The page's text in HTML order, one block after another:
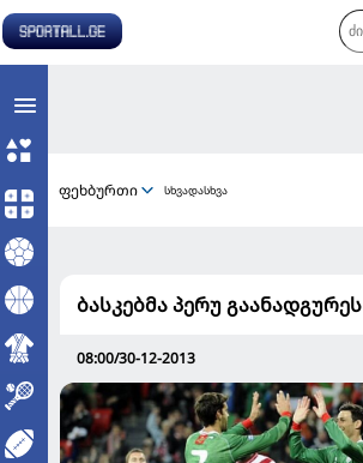
ფეხბურთი სხვადასხვა
ბასკებმა პერუ გაანადგურეს
08:00/30-12-2013